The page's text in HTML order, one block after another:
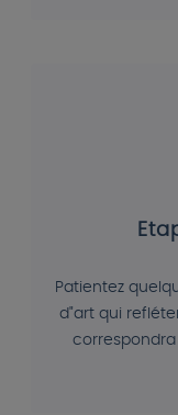
Patientez
d"art qui